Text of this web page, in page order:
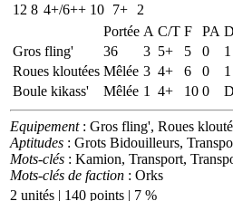
12 8 4+/6++ 10 7+
2
Portée A C/T F PA D
Gros fling'
36 3 5+ 5 0 1
Roues kloutées Mêlée 3 4+ 6 0
1
Boule kikass'
Mêlée 1 4+ 10 0
Equipement: Gros fling', Roues
Aptitudes : Grots Bidouilleurs,
Mots-clés : Kamion, Transport,
Mots-clés de faction : Orks
2 unités | 140 points | 7 %